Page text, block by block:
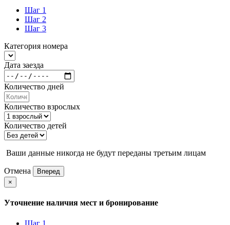
Шаг 1
Шаг 2
Шаг 3
Категория номера
Дата заезда
Количество дней
Количество взрослых
Количество детей
Ваши данные никогда не будут переданы третьим лицам
Отмена
Вперед
×
Уточнение наличия мест и бронирование
Шаг 1